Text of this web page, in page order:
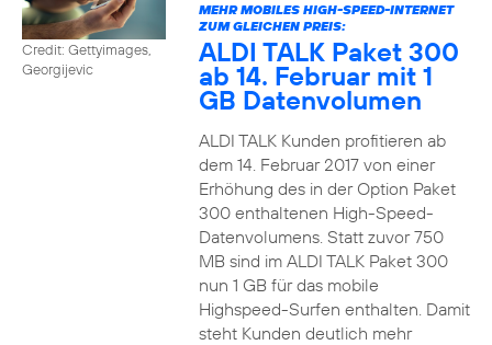
Credit: Gettyimages,
Georgijevic
MEHR MOBILES HIGH-SPEED-INTERNET
ZUM GLEICHEN PREIS:
ALDI TALK Paket 300
ab 14. Februar mit 1
GB Datenvolumen
ALDI TALK Kunden profitieren ab
dem 14. Februar 2017 von einer
Erhöhung des in der Option Paket
300 enthaltenen High-Speed-
Datenvolumens. Statt zuvor 750
MB sind im ALDI TALK Paket 300
nun 1 GB für das mobile
Highspeed-Surfen enthalten. Damit
steht Kunden deutlich mehr